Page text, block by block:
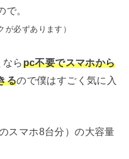
。
が必ずあります）
ならpc不要でスマホから
るので僕はすごく気に入
スマホ8台分）の大容量